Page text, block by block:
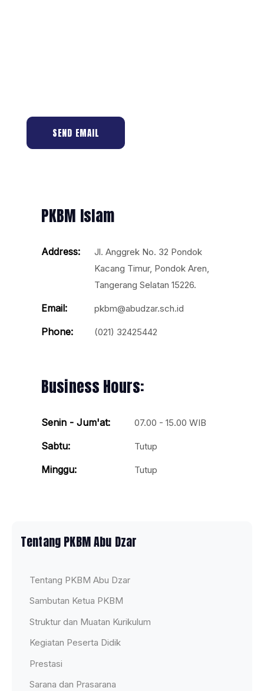
SEND EMAIL
PKBM Islam
Address:
Jl. Anggrek No. 32 Pondok
Kacang Timur, Pondok Aren,
Tangerang Selatan 15226.
Email: pkbm@abudzar.sch.id
Phone: (021) 32425442
Business Hours:
Senin - Jum'at: 07.00 - 15.00 WIB
Sabtu: Tutup
Minggu: Tutup
Tentang PKBM Abu Dzar
Tentang PKBM Abu Dzar
Sambutan Ketua PKBM
Struktur dan Muatan Kurikulum
Kegiatan Peserta Didik
Prestasi
Sarana dan Prasarana